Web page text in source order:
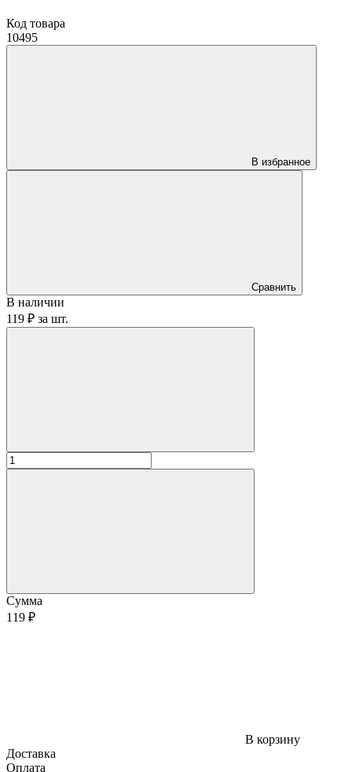
Код товара
10495
В избранное
Сравнить
В наличии
119 ₽ за шт.
Сумма
119 ₽
В корзину
Доставка
Оплата